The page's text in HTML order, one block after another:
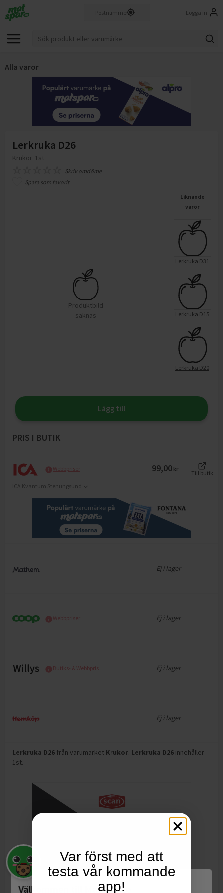
Logga in
Alla varor
Lerkruka D26
Krukor 1st
Skriv omdöme
Spara som favorit
Produktbild
saknas
Liknande
varor
Lerkruka D31
Lerkruka D15
Lerkruka D20
Lägg till
PRIS I BUTIK
Webbpriser 99,00 kr
Till butik
ICA Kvantum Stenungsund
Ej i lager
Webbpriser Ej i lager
Butiks- & Webbpris Ej i lager
Ej i lager
Lerkruka D26 från varumärket Krukor. Lerkruka D26 innehåller
1st.
Välkommen till Matspar.se
Var först med att
testa vår kommande
app!